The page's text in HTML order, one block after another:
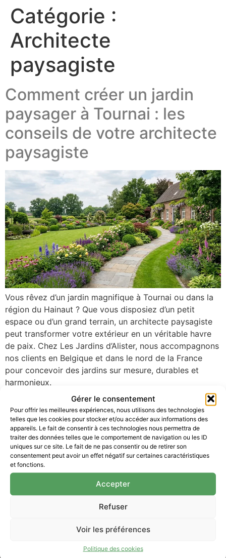
Gérer le consentement
Pour offrir les meilleures expériences, nous utilisons des technologies
telles que les cookies pour stocker et/ou accéder aux informations des
appareils. Le fait de consentir à ces technologies nous permettra de
traiter des données telles que le comportement de navigation ou les ID
uniques sur ce site. Le fait de ne pas consentir ou de retirer son
consentement peut avoir un effet négatif sur certaines caractéristiques
et fonctions.
Accepter
Refuser
Voir les préférences
Politique des cookies
Catégorie :
Architecte
paysagiste
Comment créer un jardin
paysager à Tournai : les
conseils de votre architecte
paysagiste
Vous rêvez d’un jardin magnifique à Tournai ou dans la
région du Hainaut ? Que vous disposiez d’un petit
espace ou d’un grand terrain, un architecte paysagiste
peut transformer votre extérieur en un véritable havre
de paix. Chez Les Jardins d’Alister, nous accompagnons
nos clients en Belgique et dans le nord de la France
pour concevoir des jardins sur mesure, durables et
harmonieux.
CONTACTEZ-NOUS
Prêt à transformer vos espaces extérieurs ?
Contactez Les jardins d’Alister dès aujourd’hui
pour discuter de votre projet. Que vous soyez en
Belgique ou dans le nord de la France, notre
équipe est à votre disposition pour répondre à
vos questions et vous accompagner dans la
+32 496 29 69 50
info@lesjardinsdalister.com